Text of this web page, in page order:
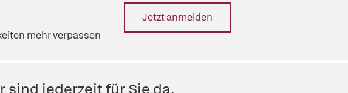
mehr verpassen
Jetzt anmelden
sind jederzeit für Sie da.